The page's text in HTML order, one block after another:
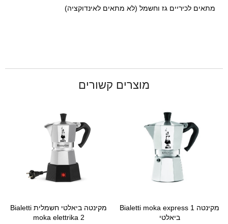
מתאים לכיריים גז וחשמל (לא מתאים לאינדוקציה)​
מוצרים קשורים
מקינטה Bialetti moka express 1
ביאלטי
מקינטה ביאלטי חשמלית Bialetti
moka elettrika 2